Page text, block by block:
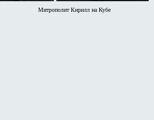
Митрополит Кирилл на Кубе